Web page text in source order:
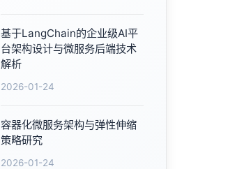
基于LangChain的企业级AI平
台架构设计与微服务后端技术
解析
2026-01-24
容器化微服务架构与弹性伸缩
策略研究
2026-01-24